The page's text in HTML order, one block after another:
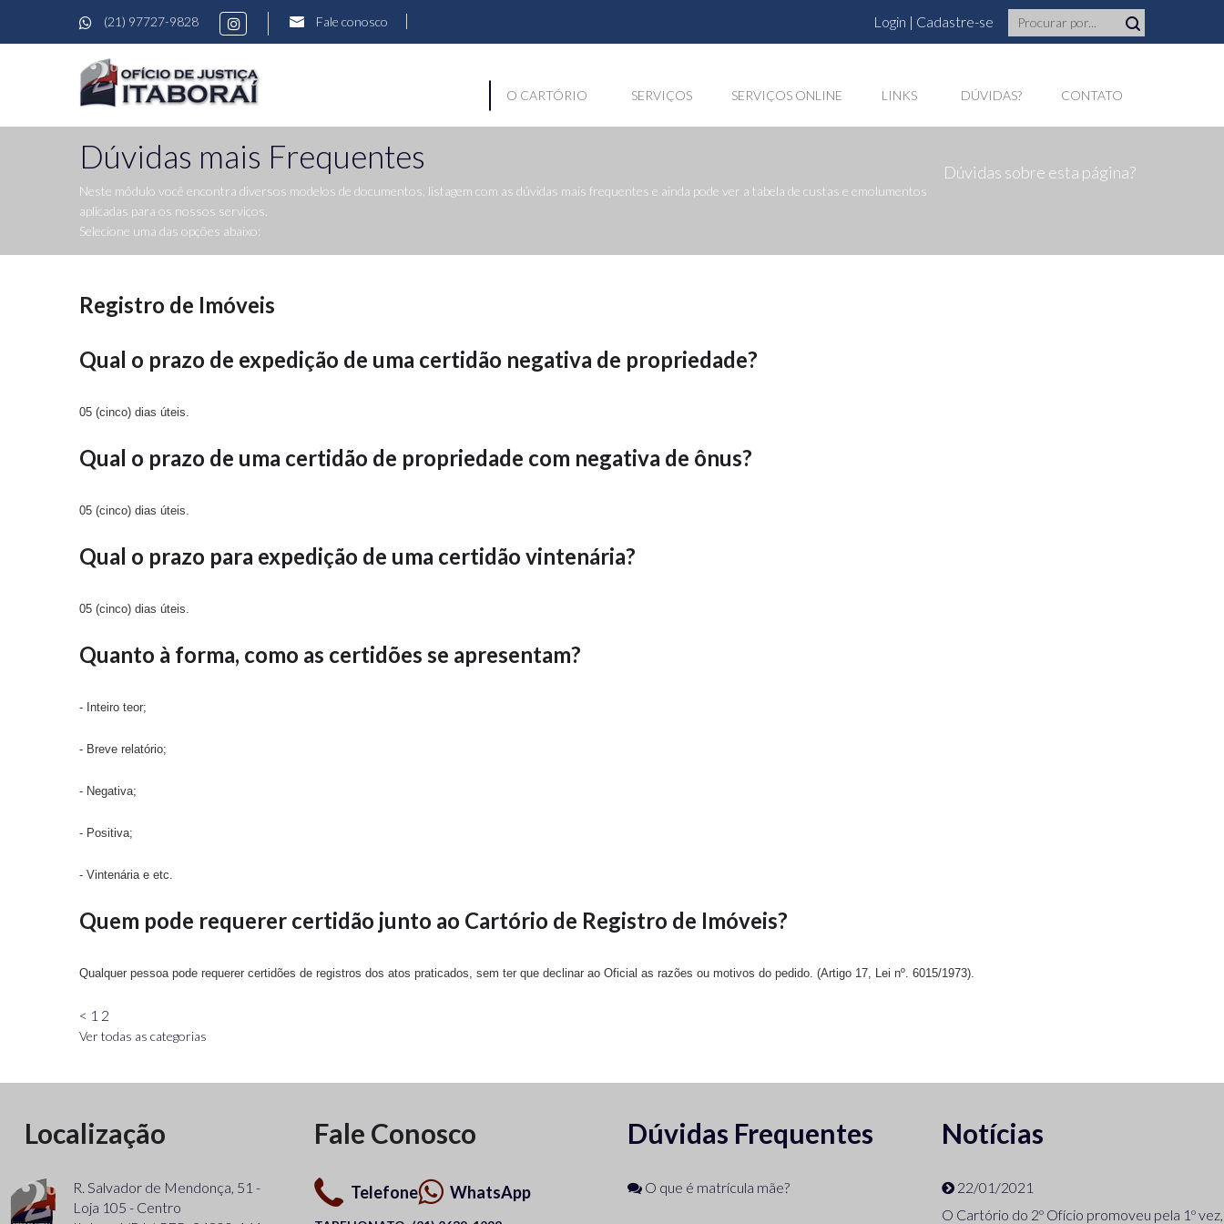
(21) 97727-9828 Fale conosco Login | Cadastre-se
O CARTÓRIO SERVIÇOS SERVIÇOS ONLINE LINKS DÚVIDAS? CONTATO
Dúvidas mais Frequentes
Neste módulo você encontra diversos modelos de documentos, listagem com as dúvidas mais frequentes e ainda pode ver a tabela de custas e emolumentos
aplicadas para os nossos serviços.
Selecione uma das opções abaixo:
Dúvidas sobre esta página?
Registro de Imóveis
Qual o prazo de expedição de uma certidão negativa de propriedade?
05 (cinco) dias úteis.
Qual o prazo de uma certidão de propriedade com negativa de ônus?
05 (cinco) dias úteis.
Qual o prazo para expedição de uma certidão vintenária?
05 (cinco) dias úteis.
Quanto à forma, como as certidões se apresentam?
- Inteiro teor;
- Breve relatório;
- Negativa;
- Positiva;
- Vintenária e etc.
Quem pode requerer certidão junto ao Cartório de Registro de Imóveis?
Qualquer pessoa pode requerer certidões de registros dos atos praticados, sem ter que declinar ao Oficial as razões ou motivos do pedido. (Artigo 17, Lei nº. 6015/1973).
< 1 2
Ver todas as categorias
Localização
R. Salvador de Mendonça, 51 -
Loja 105 - Centro
Fale Conosco
Telefone WhatsApp
Dúvidas Frequentes
O que é matrícula mãe?
Notícias
22/01/2021
O Cartório do 2º Ofício promoveu pela 1º vez,